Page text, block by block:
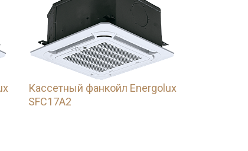
Кассетный фанкойл Energolux
SFC17A2